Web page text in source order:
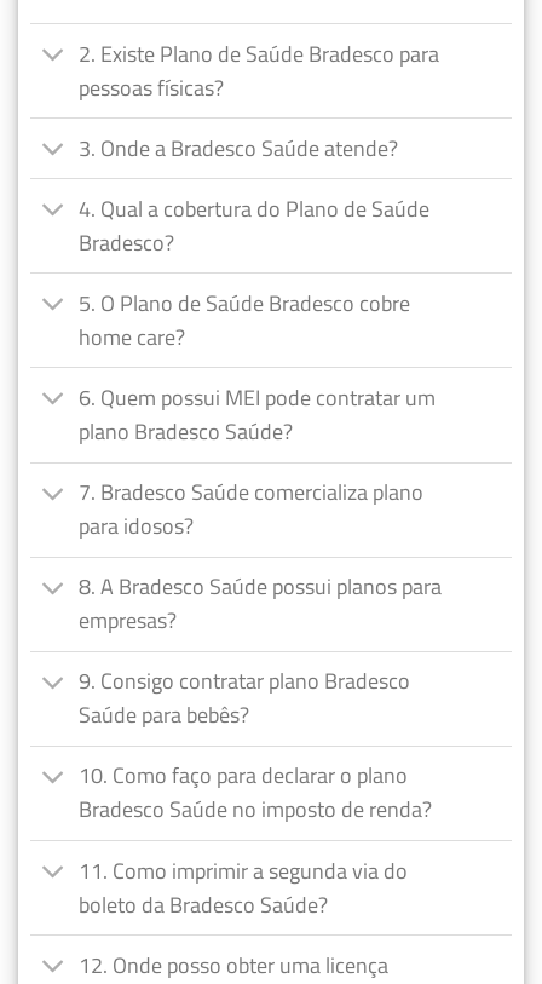
2. Existe Plano de Saúde Bradesco para
pessoas físicas?
3. Onde a Bradesco Saúde atende?
4. Qual a cobertura do Plano de Saúde
Bradesco?
5. O Plano de Saúde Bradesco cobre
home care?
6. Quem possui MEI pode contratar um
plano Bradesco Saúde?
7. Bradesco Saúde comercializa plano
para idosos?
8. A Bradesco Saúde possui planos para
empresas?
9. Consigo contratar plano Bradesco
Saúde para bebês?
10. Como faço para declarar o plano
Bradesco Saúde no imposto de renda?
11. Como imprimir a segunda via do
boleto da Bradesco Saúde?
12. Onde posso obter uma licença